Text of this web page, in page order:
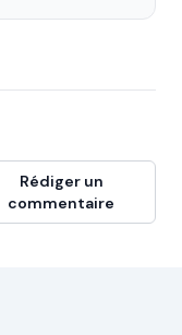
Rédiger un
commentaire